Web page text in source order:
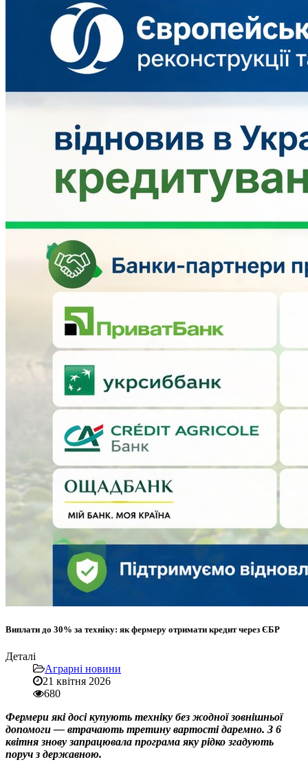
Виплати до 30% за техніку: як фермеру отримати кредит через ЄБР
Деталі
Аграрні новини
21 квітня 2026
680
Фермери які досі купують техніку без жодної зовнішньої
допомоги — втрачають третину вартості даремно. З 6
квітня знову запрацювала програма яку рідко згадують
поруч з державною.